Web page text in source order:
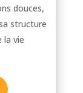
douces,
structure
la vie